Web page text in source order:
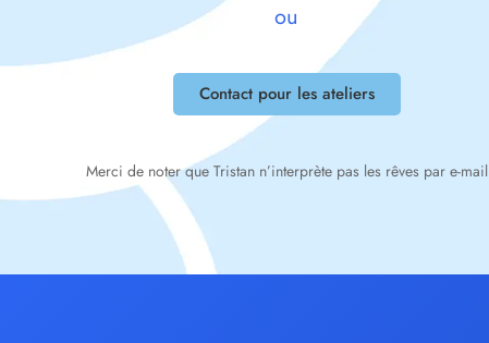
ou
Contact pour les ateliers
Merci de noter que Tristan n’interprète pas les rêves par e-mail